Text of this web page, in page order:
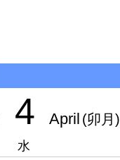
4 April (卯月)
水